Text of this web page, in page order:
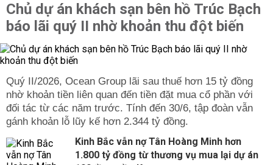
Chủ dự án khách sạn bên hồ Trúc Bạch
báo lãi quý II nhờ khoản thu đột biến
Quý II/2026, Ocean Group lãi sau thuế hơn 15 tỷ đồng
nhờ khoản tiền liên quan đến tiền đặt mua cổ phần với
đối tác từ các năm trước. Tính đến 30/6, tập đoàn vẫn
gánh khoản lỗ lũy kế hơn 2.344 tỷ đồng.
Kinh Bắc vẫn nợ Tân Hoàng Minh hơn
1.800 tỷ đồng từ thương vụ mua lại dự án